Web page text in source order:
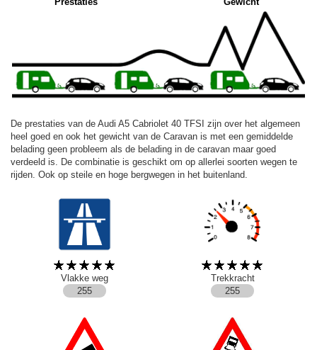
De prestaties van de Audi A5 Cabriolet 40 TFSI zijn over het algemeen
heel goed en ook het gewicht van de Caravan is met een gemiddelde
belading geen probleem als de belading in de caravan maar goed
verdeeld is. De combinatie is geschikt om op allerlei soorten wegen te
rijden. Ook op steile en hoge bergwegen in het buitenland.
Vlakke weg
Trekkracht
255
255